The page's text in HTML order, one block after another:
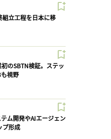
組立工程を日本に移
初のSBTN検証。ステッ
視野
テム開発やAIエージェン
プ形成